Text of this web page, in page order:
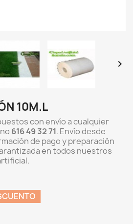

10M.L
con envío a cualquier
616 49 32 71. Envío desde
de pago y preparación
en todos nuestros